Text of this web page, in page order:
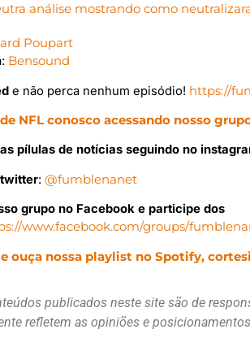
análise mostrando como
Poupart
Bensound
e não perca nenhum episódio! https://
NFL conosco acessando nosso
pílulas de notícias seguindo no
:@fumblenanet
grupo no Facebook e participe dos
www.facebook.com/groups/
ouça nossa playlist no Spotify,
publicados neste site são de
refletem as opiniões e